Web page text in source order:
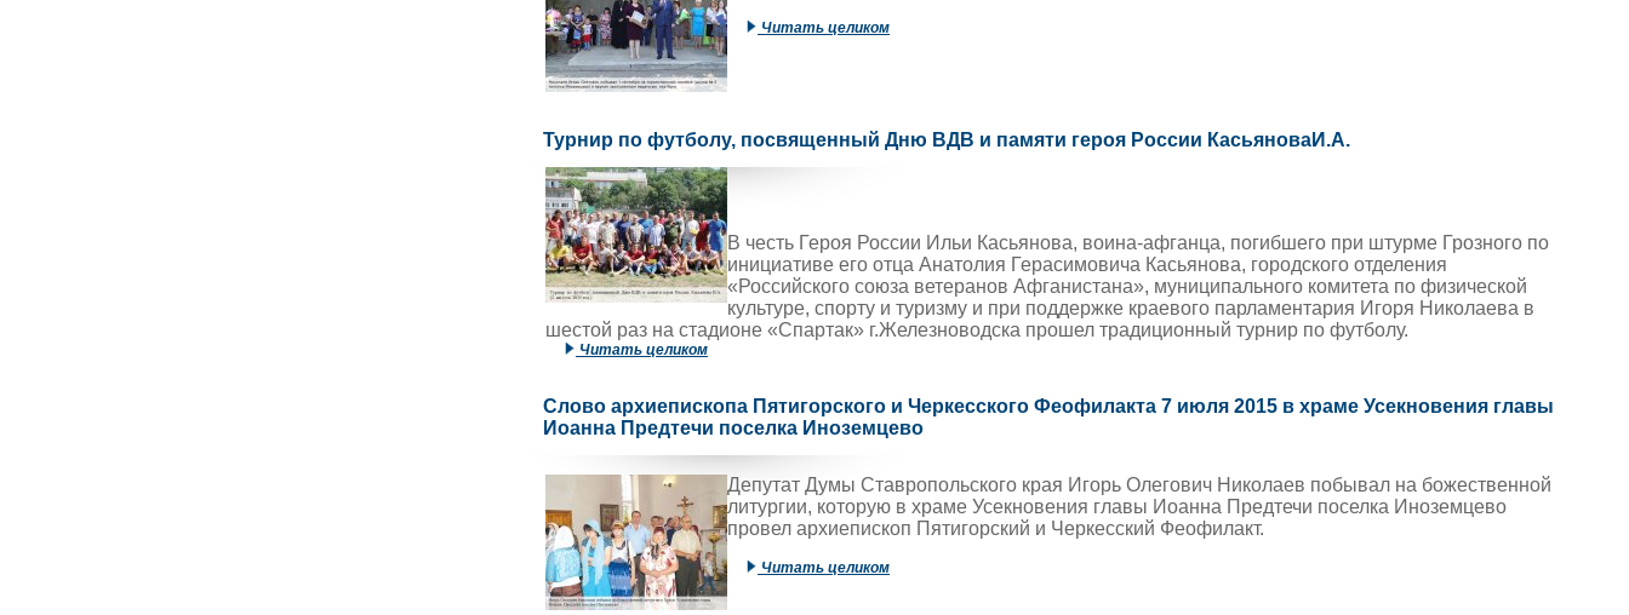
Читать целиком
Турнир по футболу, посвященный Дню ВДВ и памяти героя России КасьяноваИ.А.
В честь Героя России Ильи Касьянова, воина-афганца, погибшего при штурме Грозного по
инициативе его отца Анатолия Герасимовича Касьянова, городского отделения
«Российского союза ветеранов Афганистана», муниципального комитета по физической
культуре, спорту и туризму и при поддержке краевого парламентария Игоря Николаева в
шестой раз на стадионе «Спартак» г.Железноводска прошел традиционный турнир по футболу.
Читать целиком
Слово архиепископа Пятигорского и Черкесского Феофилакта 7 июля 2015 в храме Усекновения главы
Иоанна Предтечи поселка Иноземцево
Депутат Думы Ставропольского края Игорь Олегович Николаев побывал на божественной
литургии, которую в храме Усекновения главы Иоанна Предтечи поселка Иноземцево
провел архиепископ Пятигорский и Черкесский Феофилакт.
Читать целиком